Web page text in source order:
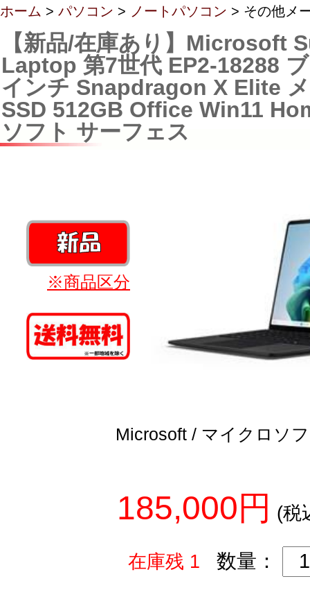
ホーム > パソコン > ノートパソコン > その他メ
【新品/在庫あり】Microsoft
Laptop 第7世代 EP2-18288
インチ Snapdragon X Elite
SSD 512GB Office Win11
ソフト サーフェス
※商品区分
Microsoft / マイクロソ
185,000円 (税
在庫残 1 数量：